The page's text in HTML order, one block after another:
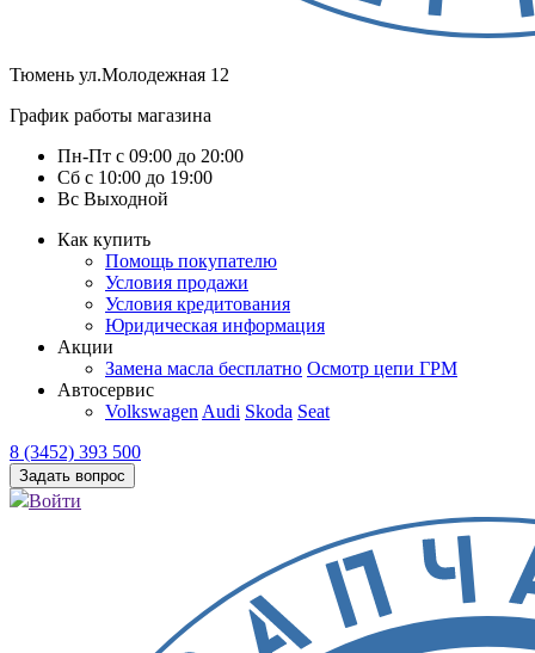
Тюмень ул.Молодежная 12
График работы магазина
Пн-Пт с 09:00 до 20:00
Сб с 10:00 до 19:00
Вс Выходной
Как купить
Помощь покупателю
Условия продажи
Условия кредитования
Юридическая информация
Акции
Замена масла бесплатно Осмотр цепи ГРМ
Автосервис
Volkswagen Audi Skoda Seat
8 (3452) 393 500
Задать вопрос
Войти